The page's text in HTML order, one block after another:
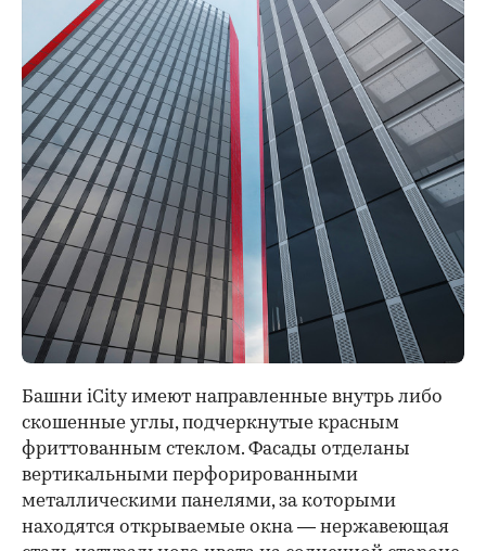
Башни iCity имеют направленные внутрь либо
скошенные углы, подчеркнутые красным
фриттованным стеклом. Фасады отделаны
вертикальными перфорированными
металлическими панелями, за которыми
находятся открываемые окна — нержавеющая